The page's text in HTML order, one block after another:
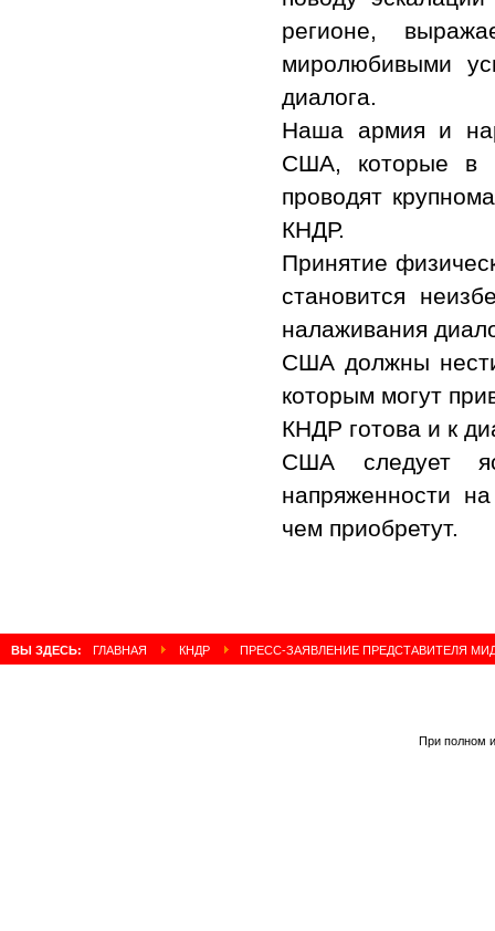
регионе,
миролюбивыми
диалога.
Наша армия и
США, которые в
проводят
КНДР.
Принятие
становится
налаживания
США должны нести
которым могут
КНДР готова и к
США следует
напряженности
чем приобретут.
ВЫ ЗДЕСЬ: ГЛАВНАЯ КНДР ПРЕСС-ЗАЯВЛЕНИЕ ПРЕДСТАВИТЕЛЯ
При полном